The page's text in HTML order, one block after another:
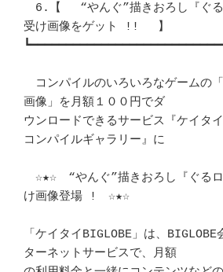
6.【 　“やんぐ”描きおろし『ぐ
受け画像をゲット !! 　】
コンパイルのいろいろなゲームの
画像」を月額１００円でダ
ウンロードできるサービス『ケイタ
コンパイルギャラリー』に
☆★☆　“やんぐ”描きおろし『ぐる
け画像登場 !　☆★☆
「ケイタイBIGLOBE」は、
ターネットサービスで、月額